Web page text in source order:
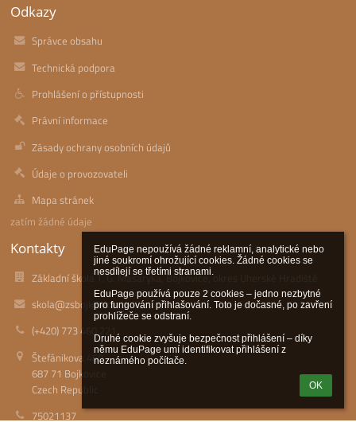
EduPage nepoužívá žádné reklamní, analytické nebo
jiné soukromí ohrožující cookies. Žádné cookies se
nesdílejí se třetími stranami.
EduPage používá pouze 2 cookies – jedno nezbytné
pro fungování přihlašování. Toto je dočasné, po zavření
prohlížeče se odstraní.
Druhé cookie zvyšuje bezpečnost přihlášení – díky
němu EduPage umí identifikovat přihlášení z
neznámého počítače.
OK
Odkazy
Správce obsahu
Technická podpora
Prohlášení o přístupnosti
Právní informace
Zásady ochrany osobních údajů
Údaje o provozovateli
Mapa stránek
zatím žádné údaje
Kontakty
Základní škola T. G. Masaryka, Bojkovice, okres Uherské Hradiště
skola@zsbojkovice.cz
(+420) 773 460 221
Štefánikova 460
687 71 Bojkovice
Czech Republic
75021137